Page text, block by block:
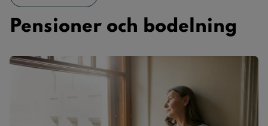
Pensioner och bodelning